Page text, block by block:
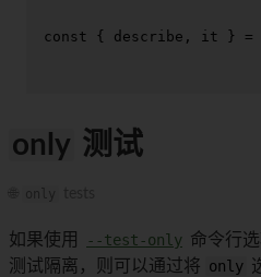
const { describe, it } =
only 测试
如果使用 --test-only 命令行
测试隔离，则可以通过将 only